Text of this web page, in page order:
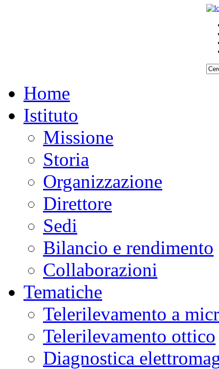
Home
Istituto
Missione
Storia
Organizzazione
Direttore
Sedi
Bilancio e rendimento
Collaborazioni
Tematiche
Telerilevamento a
Telerilevamento ottico
Diagnostica